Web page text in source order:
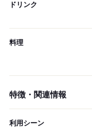
ドリンク
料理
特徴・関連情報
利用シーン